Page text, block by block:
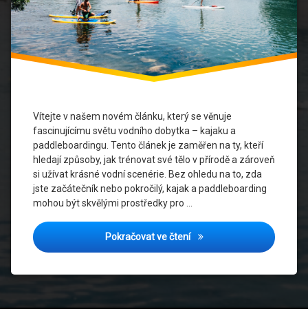
Vítejte v našem novém článku, který se věnuje
fascinujícímu světu vodního dobytka – kajaku a
paddleboardingu. Tento článek je zaměřen na ty, kteří
hledají způsoby, jak trénovat své tělo v přírodě a zároveň
si užívat krásné vodní scenérie. Bez ohledu na to, zda
jste začátečník nebo pokročilý, kajak a paddleboarding
mohou být skvělými prostředky pro …
Pokračovat ve čteníVodní Dobytek: Kajak a
k cvičení
Outdoor
cvičení
na
vodě
Vodní
trénink